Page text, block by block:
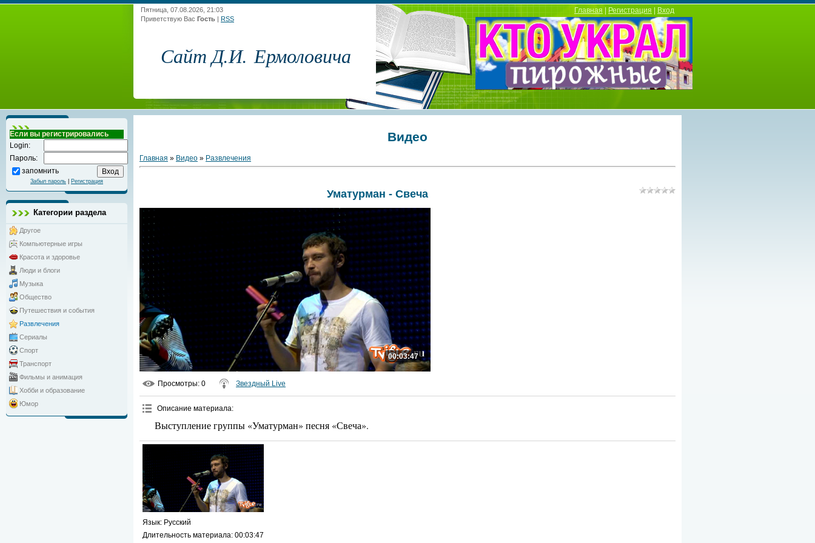
Пятница, 07.08.2026, 21:03
Приветствую Вас Гость | RSS
Сайт Д.И. Ермоловича
Главная Регистрация Вход
Если вы регистрировались
Login:
Пароль:
запомнить
Забыл пароль Регистрация
Категории раздела
Другое
Компьютерные игры
Красота и здоровье
Люди и блоги
Музыка
Общество
Путешествия и события
Развлечения
Сериалы
Спорт
Транспорт
Фильмы и анимация
Хобби и образование
Юмор
Видео
Главная » Видео » Развлечения
Уматурман - Свеча
00:03:47
Просмотры: 0 Звездный Live
Описание материала:
Выступление группы «Уматурман» песня «Свеча».
Язык: Русский
Длительность материала: 00:03:47